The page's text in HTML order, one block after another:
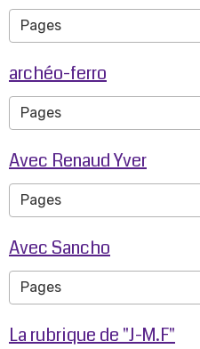
archéo-ferro
Avec Renaud Yver
Avec Sancho
La rubrique de "J-M.F"